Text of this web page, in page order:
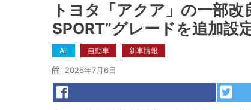
トヨタ「アクア」の一部
SPORT”グレードを追加設
All 自動車 新車情報
2026年7月6日